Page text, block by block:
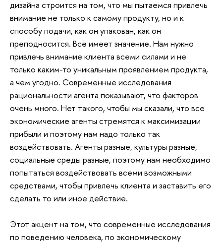
дизайна строится на том, что мы пытаемся привлечь
внимание не только к самому продукту, но и к
способу подачи, как он упакован, как он
преподносится. Всё имеет значение. Нам нужно
привлечь внимание клиента всеми силами и не
только каким-то уникальным проявлением продукта,
а чем угодно. Современные исследования
рациональности агента показывают, что факторов
очень много. Нет такого, чтобы мы сказали, что все
экономические агенты стремятся к максимизации
прибыли и поэтому нам надо только так
воздействовать. Агенты разные, культуры разные,
социальные среды разные, поэтому нам необходимо
попытаться воздействовать всеми возможными
средствами, чтобы привлечь клиента и заставить его
сделать то или иное действие.
Этот акцент на том, что современные исследования
по поведению человека, по экономическому